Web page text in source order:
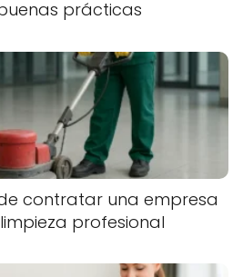
prácticas
contratar una empresa
profesional